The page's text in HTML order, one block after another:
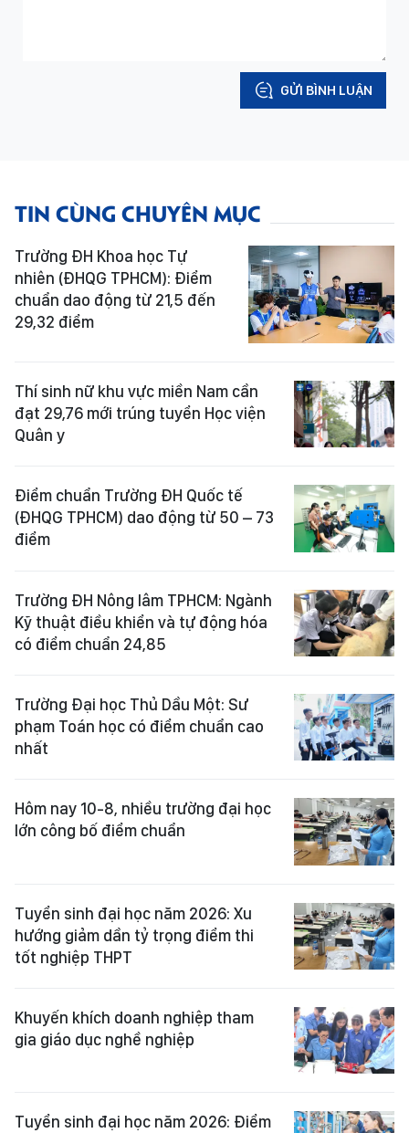
GỬI BÌNH LUẬN
TIN CÙNG CHUYÊN MỤC
Trường ĐH Khoa học Tự
nhiên (ĐHQG TPHCM): Điểm
chuẩn dao động từ 21,5 đến
29,32 điểm
Thí sinh nữ khu vực miền Nam cần
đạt 29,76 mới trúng tuyển Học viện
Quân y
Điểm chuẩn Trường ĐH Quốc tế
(ĐHQG TPHCM) dao động từ 50 – 73
điểm
Trường ĐH Nông lâm TPHCM: Ngành
Kỹ thuật điều khiển và tự động hóa
có điểm chuẩn 24,85
Trường Đại học Thủ Dầu Một: Sư
phạm Toán học có điểm chuẩn cao
nhất
Hôm nay 10-8, nhiều trường đại học
lớn công bố điểm chuẩn
Tuyển sinh đại học năm 2026: Xu
hướng giảm dần tỷ trọng điểm thi
tốt nghiệp THPT
Khuyến khích doanh nghiệp tham
gia giáo dục nghề nghiệp
Tuyển sinh đại học năm 2026: Điểm